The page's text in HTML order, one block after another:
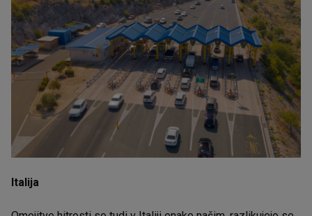
Italija